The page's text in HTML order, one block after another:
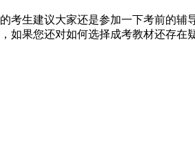
考生建议大家还是参加一下考前的辅
如果您还对如何选择成考教材还存在